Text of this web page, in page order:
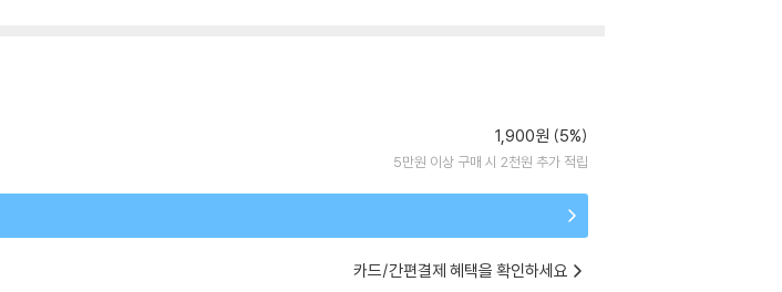
1,900원 (5%)
5만원 이상 구매 시 2천원 추가 적립
카드/간편결제 혜택을 확인하세요